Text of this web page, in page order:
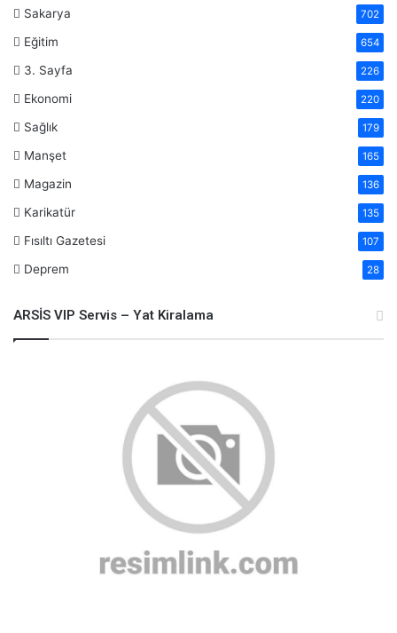
Sakarya 702
Eğitim 654
3. Sayfa 226
Ekonomi 220
Sağlık 179
Manşet 165
Magazin 136
Karikatür 135
Fısıltı Gazetesi 107
Deprem 28
ARSİS VIP Servis – Yat Kiralama